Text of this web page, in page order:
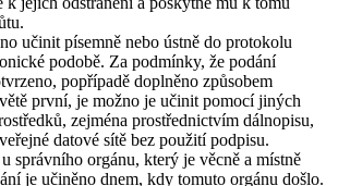
učinit písemně nebo ústně do protokolu
podobě. Za podmínky, že podání
popřípadě doplněno způsobem
první, je možno je učinit pomocí jiných
zejména prostřednictvím dálnopisu,
datové sítě bez použití podpisu.
správního orgánu, který je věcně a místně
je učiněno dnem, kdy tomuto orgánu došlo.